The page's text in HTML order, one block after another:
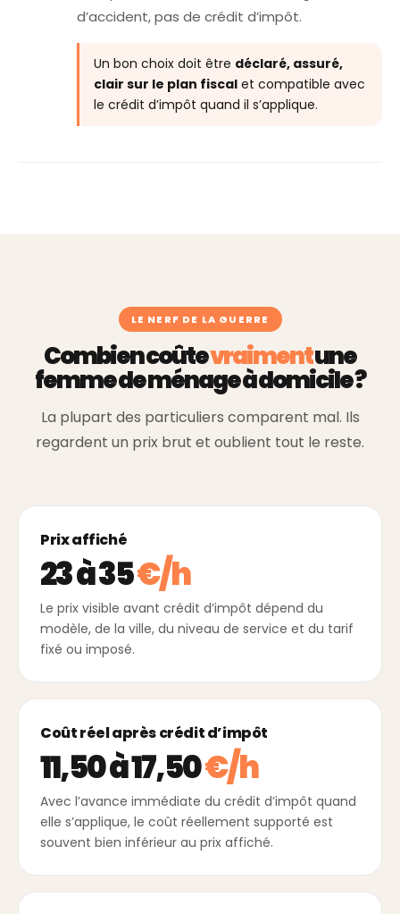
d’accident, pas de crédit d’impôt.
Un bon choix doit être déclaré, assuré,
clair sur le plan fiscal et compatible avec
le crédit d’impôt quand il s’applique.
LE NERF DE LA GUERRE
Combien coûtevraimentune
femme de ménage à domicile ?
La plupart des particuliers comparent mal. Ils
regardent un prix brut et oublient tout le reste.
Prix affiché
23 à 35€/h
Le prix visible avant crédit d’impôt dépend du
modèle, de la ville, du niveau de service et du tarif
fixé ou imposé.
Coût réel après crédit d’impôt
11,50 à 17,50€/h
Avec l’avance immédiate du crédit d’impôt quand
elle s’applique, le coût réellement supporté est
souvent bien inférieur au prix affiché.